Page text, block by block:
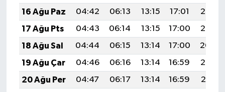
16 Ağu Paz
04:42 06:13 13:15 17:01
20:06
17 Ağu Pts
04:43 06:14 13:15 17:00
20:05
18 Ağu Sal
04:44 06:15 13:14 17:00
20:04
19 Ağu Çar
04:46 06:16 13:14 16:59
20:02
20 Ağu Per
04:47 06:17 13:14 16:59
20:01